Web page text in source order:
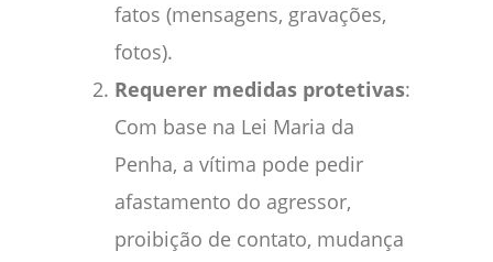
fatos (mensagens, gravações,
fotos).
Requerer medidas protetivas:
Com base na Lei Maria da
Penha, a vítima pode pedir
afastamento do agressor,
proibição de contato, mudança